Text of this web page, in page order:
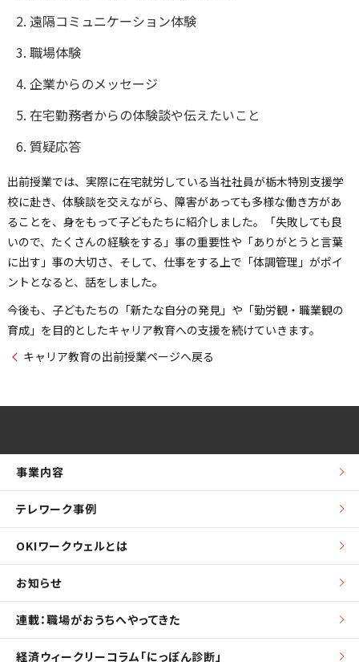
遠隔コミュニケーション体験
職場体験
企業からのメッセージ
在宅勤務者からの体験談や伝えたいこと
質疑応答
出前授業では、実際に在宅就労している当社社員が栃木特別支援学
校に赴き、体験談を交えながら、障害があっても多様な働き方があ
ることを、身をもって子どもたちに紹介しました。「失敗しても良
いので、たくさんの経験をする」事の重要性や「ありがとうと言葉
に出す」事の大切さ、そして、仕事をする上で「体調管理」がポイ
ントとなると、話をしました。
今後も、子どもたちの「新たな自分の発見」や「勤労観・職業観の
育成」を目的としたキャリア教育への支援を続けていきます。
キャリア教育の出前授業ページへ戻る
事業内容
テレワーク事例
OKIワークウェルとは
お知らせ
連載：職場がおうちへやってきた
経済ウィークリーコラム「にっぽん診断」